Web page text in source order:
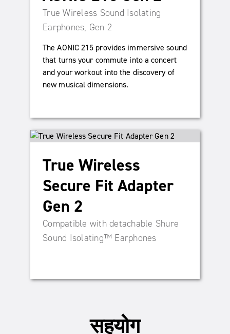
True Wireless Sound Isolating
Earphones, Gen 2
The AONIC 215 provides immersive sound
that turns your commute into a concert
and your workout into the discovery of
new musical dimensions.
True Wireless
Secure Fit Adapter
Gen 2
Compatible with detachable Shure
Sound Isolating™ Earphones
सहयोग